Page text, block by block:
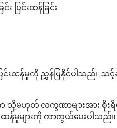
ပြင်းထန်ခြင်း
းထန်မှုကို ညွှန်ပြနိုင်ပါသည်။ သ
ဟုတ် လက္ခဏာများအား စိုးရိမ်
ထန်မှုများကို ကာကွယ်ပေးပါသည်။